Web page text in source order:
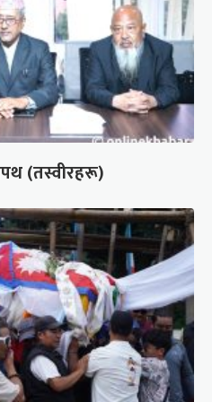
(तस्वीरहरू)